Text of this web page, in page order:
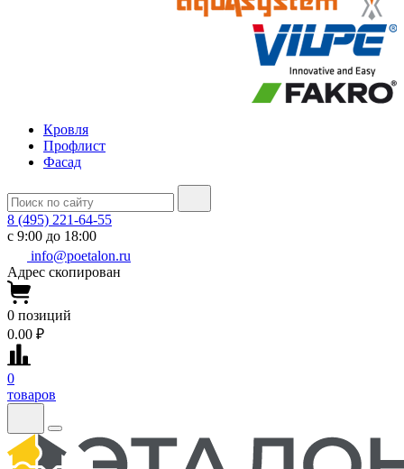
Кровля
Профлист
Фасад
8 (495) 221-64-55
с 9:00 до 18:00
info@poetalon.ru
Адрес скопирован
0 позиций
0.00 ₽
0
товаров